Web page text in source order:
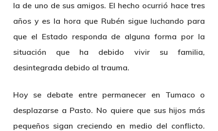
la de uno de sus amigos. El hecho ocurrió hace tres
años y es la hora que Rubén sigue luchando para
que el Estado responda de alguna forma por la
situación que ha debido vivir su familia,
desintegrada debido al trauma.
Hoy se debate entre permanecer en Tumaco o
desplazarse a Pasto. No quiere que sus hijos más
pequeños sigan creciendo en medio del conflicto.